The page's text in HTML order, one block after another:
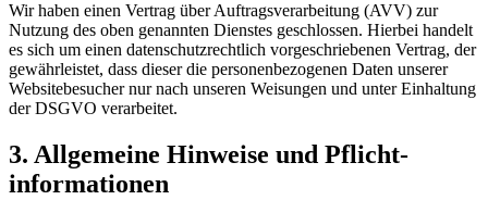
Wir haben einen Vertrag über Auftragsverarbeitung (AVV) zur
Nutzung des oben genannten Dienstes geschlossen. Hierbei handelt
es sich um einen datenschutzrechtlich vorgeschriebenen Vertrag, der
gewährleistet, dass dieser die personenbezogenen Daten unserer
Websitebesucher nur nach unseren Weisungen und unter Einhaltung
der DSGVO verarbeitet.
3. Allgemeine Hinweise und Pflicht­
informationen